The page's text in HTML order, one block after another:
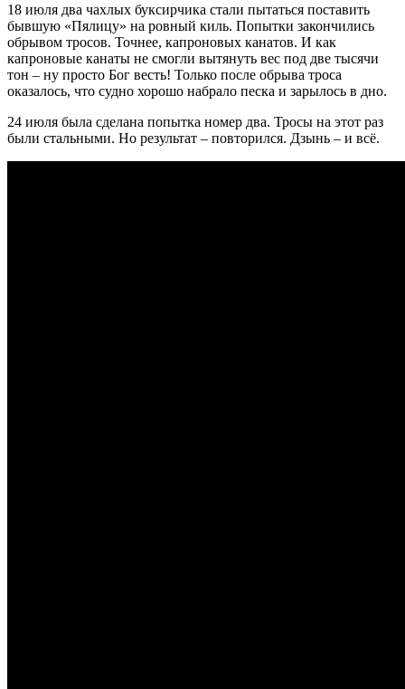
18 июля два чахлых буксирчика стали пытаться поставить
бывшую «Пялицу» на ровный киль. Попытки закончились
обрывом тросов. Точнее, капроновых канатов. И как
капроновые канаты не смогли вытянуть вес под две тысячи
тон – ну просто Бог весть! Только после обрыва троса
оказалось, что судно хорошо набрало песка и зарылось в дно.
24 июля была сделана попытка номер два. Тросы на этот раз
были стальными. Но результат – повторился. Дзынь – и всё.